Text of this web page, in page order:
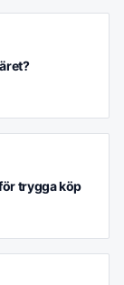
trygga köp